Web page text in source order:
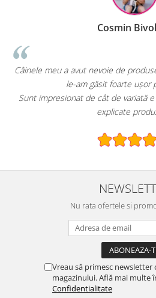
nevoie de produse din farmacie
găsit foarte ușor pe EcoPet.ro.
de cât de variată e oferta și cât de bine
Nu rata ofertele si
Vreau să primesc
magazinului. Află mai multe
Confidentialitate